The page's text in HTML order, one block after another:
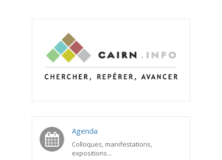
Agenda
Colloques, manifestations,
expositions...